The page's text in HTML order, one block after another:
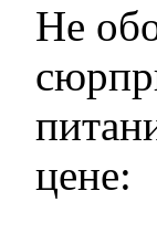
Не
цене: